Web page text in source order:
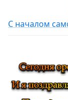
С началом